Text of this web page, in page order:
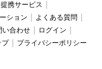
提携サービス
ション
よくある質問
い合わせ
ログイン
プ プライバシーポリシー